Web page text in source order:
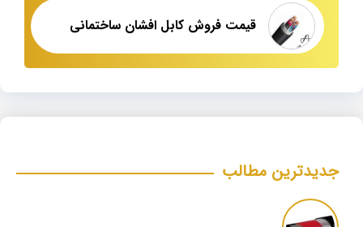
قیمت فروش کابل افشان ساختمانی
جدیدترین مطالب